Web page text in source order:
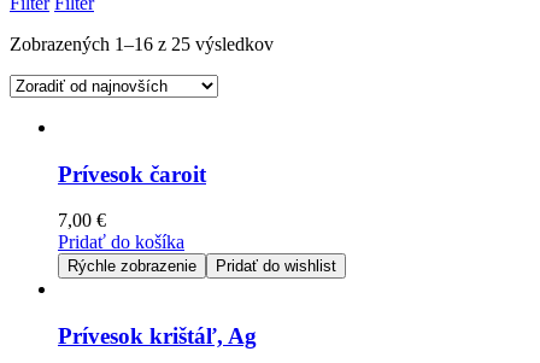
Zobrazených 1–16 z 25 výsledkov
Prívesok čaroit
7,00 €
Pridať do košíka
Rýchle zobrazenie Pridať do wishlist
Prívesok krištáľ, Ag